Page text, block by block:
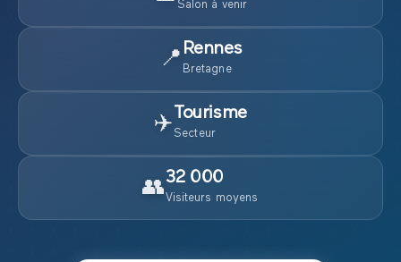
Salon à venir
📍 Rennes
Bretagne
✈️Tourisme
Secteur
👥32 000
Visiteurs moyens